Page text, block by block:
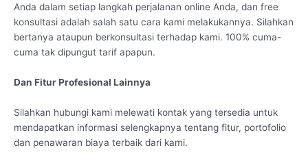
Anda dalam setiap langkah perjalanan online Anda, dan free
konsultasi adalah salah satu cara kami melakukannya. Silahkan
bertanya ataupun berkonsultasi terhadap kami. 100% cuma-
cuma tak dipungut tarif apapun.
Dan Fitur Profesional Lainnya
Silahkan hubungi kami melewati kontak yang tersedia untuk
mendapatkan informasi selengkapnya tentang fitur, portofolio
dan penawaran biaya terbaik dari kami.